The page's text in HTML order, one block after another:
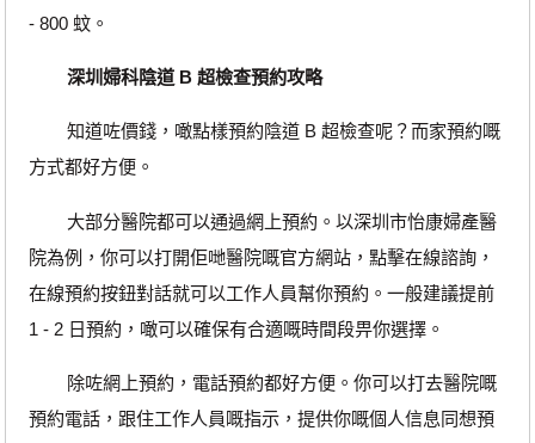
- 800 蚊。
深圳婦科陰道 B 超檢查預約攻略
知道咗價錢，噉點樣預約陰道 B 超檢查呢？而家預約嘅
方式都好方便。
大部分醫院都可以通過網上預約。以深圳市怡康婦產醫
院為例，你可以打開佢哋醫院嘅官方網站，點擊在線諮詢，
在線預約按鈕對話就可以工作人員幫你預約。一般建議提前
1 - 2 日預約，噉可以確保有合適嘅時間段畀你選擇。
除咗網上預約，電話預約都好方便。你可以打去醫院嘅
預約電話，跟住工作人員嘅指示，提供你嘅個人信息同想預